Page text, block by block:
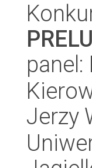
panel:
Jerzy